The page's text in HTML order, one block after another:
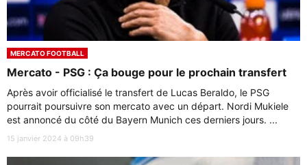
MERCATO FOOTBALL
Mercato - PSG : Ça bouge pour le prochain transfert
Après avoir officialisé le transfert de Lucas Beraldo, le PSG
pourrait poursuivre son mercato avec un départ. Nordi Mukiele
est annoncé du côté du Bayern Munich ces derniers jours. ...
15 janvier 2024 à 09h39